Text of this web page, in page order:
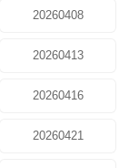
20260408
20260413
20260416
20260421